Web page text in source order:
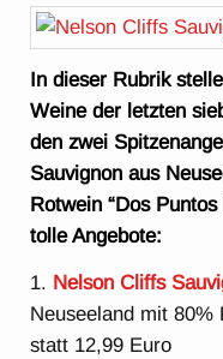
In dieser Rubrik
Weine der letzten
den zwei
Sauvignon aus
Rotwein “Dos
tolle Angebote:
1. Nelson Cliffs
Neuseeland mit 80%
statt 12,99 Euro